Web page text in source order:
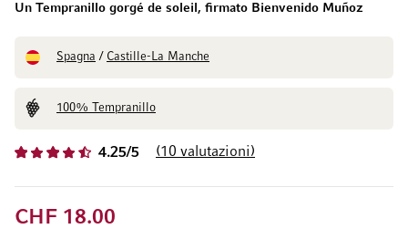
4.25/5 10 valutazioni
Un Tempranillo gorgé de soleil, firmato Bienvenido Muñoz
Spagna / Castille-La Manche
100% Tempranillo
CHF 18.00